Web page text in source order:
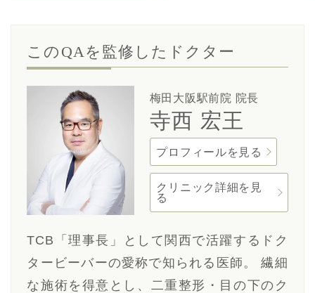
このQAを監修したドクター
梅田大阪駅前院 院長
寺西 宏王
プロフィールを見る
クリニック詳細を見
る
TCB「理事長」として関西で活躍するドク
タービーバーの愛称で知られる医師。 繊細
な施術を得意とし、二重整形・目の下のク